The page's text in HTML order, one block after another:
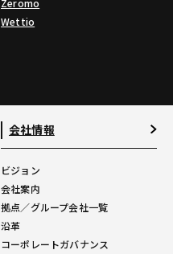
Wettio
会社情報
ビジョン
会社案内
拠点／グループ会社一覧
沿革
コーポレートガバナンス